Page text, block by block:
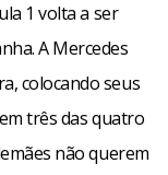
1 volta a ser
A Mercedes
colocando seus
três das quatro
não querem